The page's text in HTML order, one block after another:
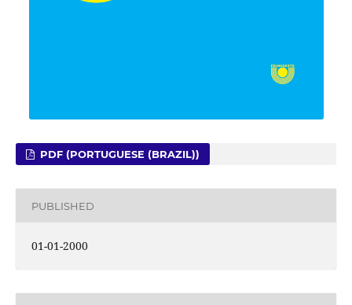
PDF (PORTUGUESE (BRAZIL))
PUBLISHED
01-01-2000